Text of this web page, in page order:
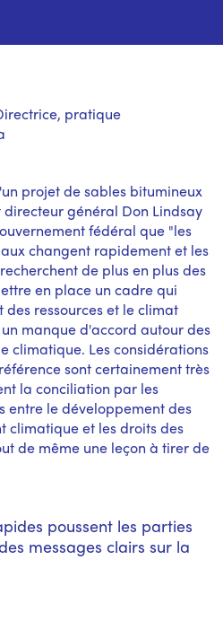
pratique
projet de sables bitumineux
général Don Lindsay
fédéral que "les
changent rapidement et les
de plus en plus des
en place un cadre qui
ressources et le climat
manque d'accord autour des
climatique. Les considérations
sont certainement très
la conciliation par les
entre le développement des
climatique et les droits des
de même une leçon à tirer de
poussent les parties
messages clairs sur la